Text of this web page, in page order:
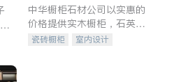
中华橱柜石材公司以实惠的
价格提供实木橱柜，石英石
台面，多种优质不锈钢水
瓷砖橱柜
室内设计